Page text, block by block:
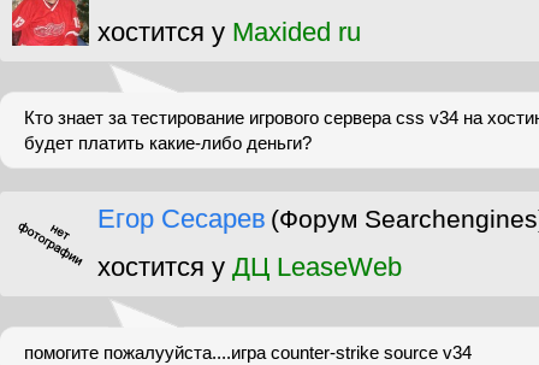
хостится у Maxided ru
Кто знает за тестирование игрового сервера css v34 на
будет платить какие-либо деньги?
Егор Сесарев (Форум
хостится у ДЦ LeaseWeb
помогите пожалууйста....игра counter-strike source v34